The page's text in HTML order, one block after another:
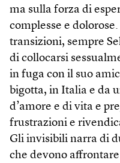
ma sulla forza di
complesse e
transizioni, sempre
di collocarsi
in fuga con il suo
bigotta, in Italia e da
d’amore e di vita e
frustrazioni e
Gli invisibili narra di
che devono